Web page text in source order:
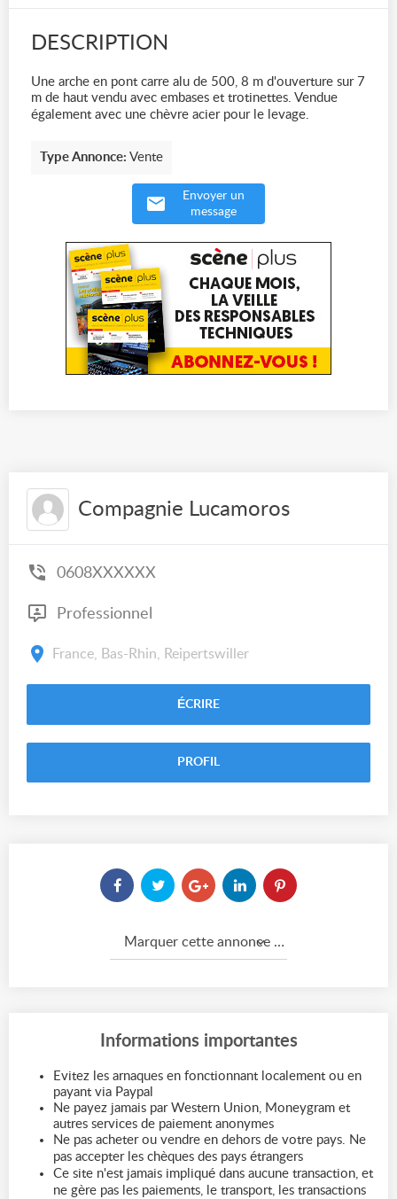
DESCRIPTION
Une arche en pont carre alu de 500, 8 m d'ouverture sur 7
m de haut vendu avec embases et trotinettes. Vendue
également avec une chèvre acier pour le levage.
Type Annonce: Vente
Envoyer un
message
Compagnie Lucamoros
0608XXXXXX
Professionnel
France, Bas-Rhin, Reipertswiller
ÉCRIRE
PROFIL
Marquer cette annonce comme...
Informations importantes
Evitez les arnaques en fonctionnant localement ou en
payant via Paypal
Ne payez jamais par Western Union, Moneygram et
autres services de paiement anonymes
Ne pas acheter ou vendre en dehors de votre pays. Ne
pas accepter les chèques des pays étrangers
Ce site n'est jamais impliqué dans aucune transaction, et
ne gère pas les paiements, le transport, les transactions